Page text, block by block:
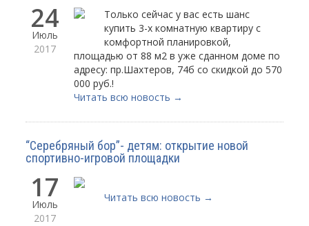
24
Июль
2017
Только сейчас у вас есть шанс
купить 3-х комнатную квартиру с
комфортной планировкой,
площадью от 88 м2 в уже сданном доме по
адресу: пр.Шахтеров, 74б со скидкой до 570
000 руб.!
Читать всю новость →
“Серебряный бор”- детям: открытие новой
спортивно-игровой площадки
17
Июль
2017
Читать всю новость →